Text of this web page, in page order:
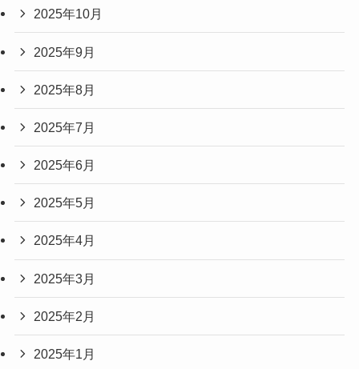
2025年10月
2025年9月
2025年8月
2025年7月
2025年6月
2025年5月
2025年4月
2025年3月
2025年2月
2025年1月